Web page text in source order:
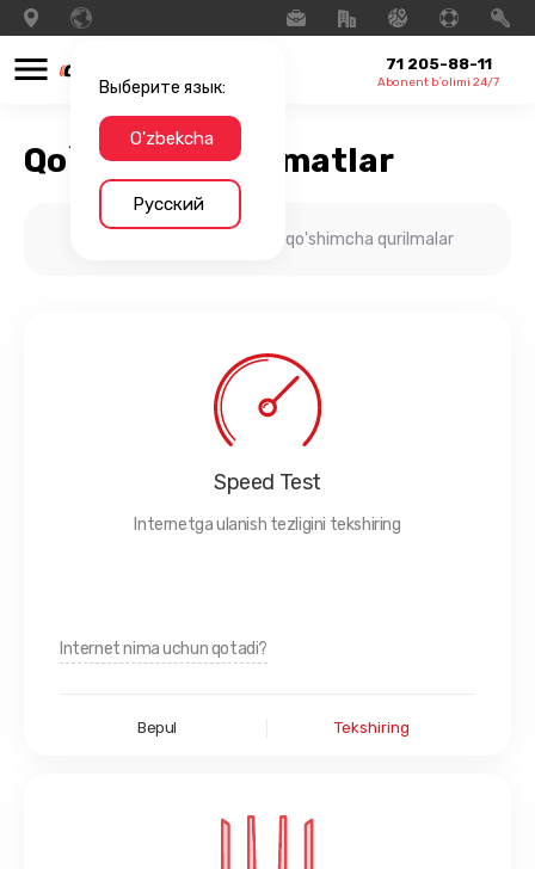
Выберите язык:
O'zbekcha
Русский
71 205-88-11
Abonent b`olimi 24/7
Qo`shimcha xizmatlar
Internetingiz uchun qo'shimcha qurilmalar
Speed Test
Internetga ulanish tezligini tekshiring
Internet nima uchun qotadi?
Bepul Tekshiring